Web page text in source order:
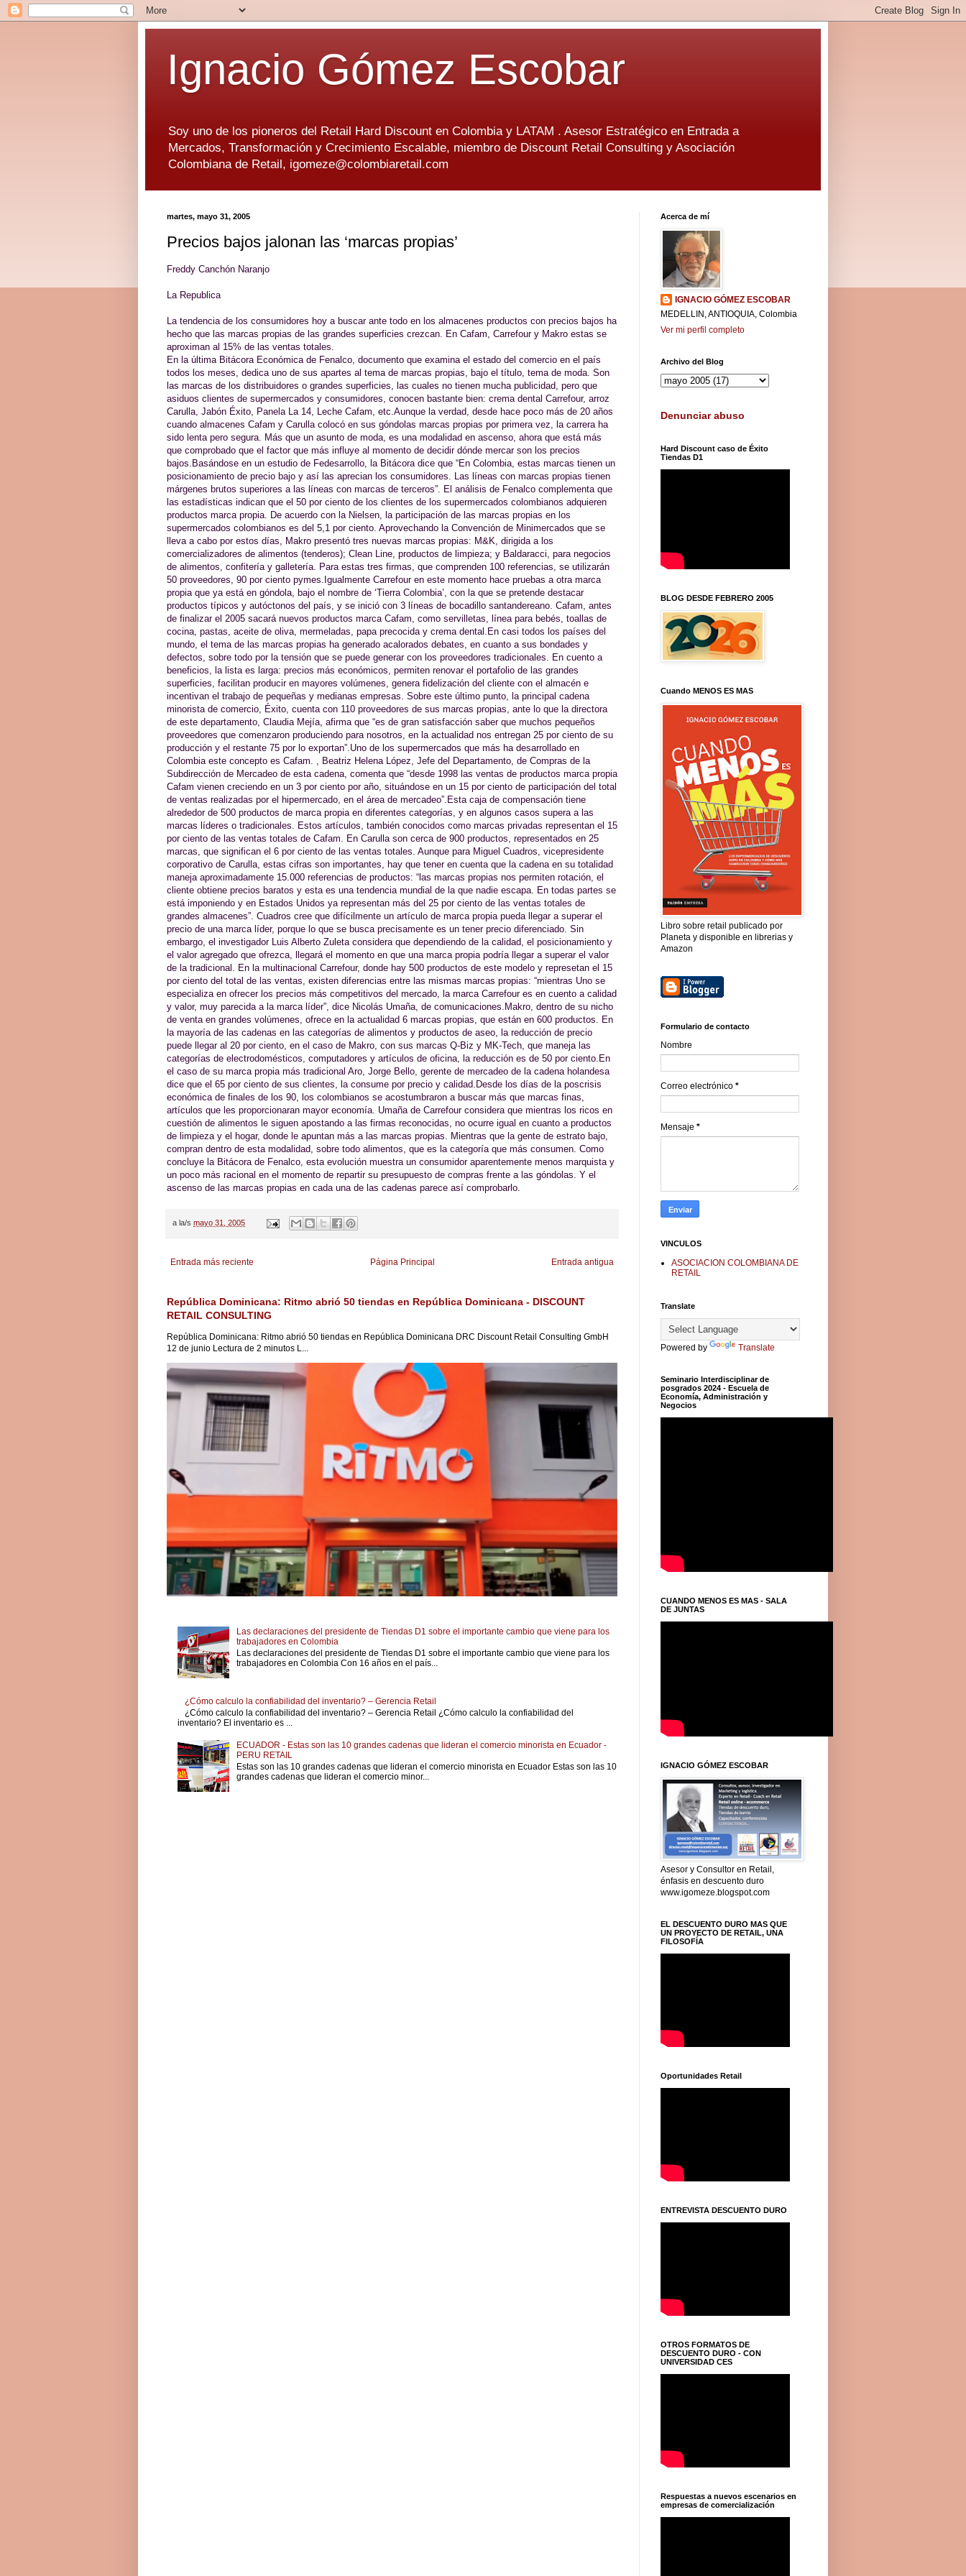
Ignacio Gómez Escobar
Soy uno de los pioneros del Retail Hard Discount en Colombia y LATAM . Asesor Estratégico en Entrada a
Mercados, Transformación y Crecimiento Escalable, miembro de Discount Retail Consulting y Asociación
Colombiana de Retail, igomeze@colombiaretail.com
martes, mayo 31, 2005
Precios bajos jalonan las ‘marcas propias’
Freddy Canchón Naranjo
La Republica
La tendencia de los consumidores hoy a buscar ante todo en los almacenes productos con precios bajos ha
hecho que las marcas propias de las grandes superficies crezcan. En Cafam, Carrefour y Makro estas se
aproximan al 15% de las ventas totales.
En la última Bitácora Económica de Fenalco, documento que examina el estado del comercio en el país
todos los meses, dedica uno de sus apartes al tema de marcas propias, bajo el título, tema de moda. Son
las marcas de los distribuidores o grandes superficies, las cuales no tienen mucha publicidad, pero que
asiduos clientes de supermercados y consumidores, conocen bastante bien: crema dental Carrefour, arroz
Carulla, Jabón Éxito, Panela La 14, Leche Cafam, etc.Aunque la verdad, desde hace poco más de 20 años
cuando almacenes Cafam y Carulla colocó en sus góndolas marcas propias por primera vez, la carrera ha
sido lenta pero segura. Más que un asunto de moda, es una modalidad en ascenso, ahora que está más
que comprobado que el factor que más influye al momento de decidir dónde mercar son los precios
bajos.Basándose en un estudio de Fedesarrollo, la Bitácora dice que “En Colombia, estas marcas tienen un
posicionamiento de precio bajo y así las aprecian los consumidores. Las líneas con marcas propias tienen
márgenes brutos superiores a las líneas con marcas de terceros”. El análisis de Fenalco complementa que
las estadísticas indican que el 50 por ciento de los clientes de los supermercados colombianos adquieren
productos marca propia. De acuerdo con la Nielsen, la participación de las marcas propias en los
supermercados colombianos es del 5,1 por ciento. Aprovechando la Convención de Minimercados que se
lleva a cabo por estos días, Makro presentó tres nuevas marcas propias: M&K, dirigida a los
comercializadores de alimentos (tenderos); Clean Line, productos de limpieza; y Baldaracci, para negocios
de alimentos, confitería y galletería. Para estas tres firmas, que comprenden 100 referencias, se utilizarán
50 proveedores, 90 por ciento pymes.Igualmente Carrefour en este momento hace pruebas a otra marca
propia que ya está en góndola, bajo el nombre de ‘Tierra Colombia’, con la que se pretende destacar
productos típicos y autóctonos del país, y se inició con 3 líneas de bocadillo santandereano. Cafam, antes
de finalizar el 2005 sacará nuevos productos marca Cafam, como servilletas, línea para bebés, toallas de
cocina, pastas, aceite de oliva, mermeladas, papa precocida y crema dental.En casi todos los países del
mundo, el tema de las marcas propias ha generado acalorados debates, en cuanto a sus bondades y
defectos, sobre todo por la tensión que se puede generar con los proveedores tradicionales. En cuento a
beneficios, la lista es larga: precios más económicos, permiten renovar el portafolio de las grandes
superficies, facilitan producir en mayores volúmenes, genera fidelización del cliente con el almacén e
incentivan el trabajo de pequeñas y medianas empresas. Sobre este último punto, la principal cadena
minorista de comercio, Éxito, cuenta con 110 proveedores de sus marcas propias, ante lo que la directora
de este departamento, Claudia Mejía, afirma que “es de gran satisfacción saber que muchos pequeños
proveedores que comenzaron produciendo para nosotros, en la actualidad nos entregan 25 por ciento de su
producción y el restante 75 por lo exportan”.Uno de los supermercados que más ha desarrollado en
Colombia este concepto es Cafam. , Beatriz Helena López, Jefe del Departamento, de Compras de la
Subdirección de Mercadeo de esta cadena, comenta que “desde 1998 las ventas de productos marca propia
Cafam vienen creciendo en un 3 por ciento por año, situándose en un 15 por ciento de participación del total
de ventas realizadas por el hipermercado, en el área de mercadeo”.Esta caja de compensación tiene
alrededor de 500 productos de marca propia en diferentes categorías, y en algunos casos supera a las
marcas líderes o tradicionales. Estos artículos, también conocidos como marcas privadas representan el 15
por ciento de las ventas totales de Cafam. En Carulla son cerca de 900 productos, representados en 25
marcas, que significan el 6 por ciento de las ventas totales. Aunque para Miguel Cuadros, vicepresidente
corporativo de Carulla, estas cifras son importantes, hay que tener en cuenta que la cadena en su totalidad
maneja aproximadamente 15.000 referencias de productos: “las marcas propias nos permiten rotación, el
cliente obtiene precios baratos y esta es una tendencia mundial de la que nadie escapa. En todas partes se
está imponiendo y en Estados Unidos ya representan más del 25 por ciento de las ventas totales de
grandes almacenes”. Cuadros cree que difícilmente un artículo de marca propia pueda llegar a superar el
precio de una marca líder, porque lo que se busca precisamente es un tener precio diferenciado. Sin
embargo, el investigador Luis Alberto Zuleta considera que dependiendo de la calidad, el posicionamiento y
el valor agregado que ofrezca, llegará el momento en que una marca propia podría llegar a superar el valor
de la tradicional. En la multinacional Carrefour, donde hay 500 productos de este modelo y represetan el 15
por ciento del total de las ventas, existen diferencias entre las mismas marcas propias: “mientras Uno se
especializa en ofrecer los precios más competitivos del mercado, la marca Carrefour es en cuento a calidad
y valor, muy parecida a la marca líder”, dice Nicolás Umaña, de comunicaciones.Makro, dentro de su nicho
de venta en grandes volúmenes, ofrece en la actualidad 6 marcas propias, que están en 600 productos. En
la mayoría de las cadenas en las categorías de alimentos y productos de aseo, la reducción de precio
puede llegar al 20 por ciento, en el caso de Makro, con sus marcas Q-Biz y MK-Tech, que maneja las
categorías de electrodomésticos, computadores y artículos de oficina, la reducción es de 50 por ciento.En
el caso de su marca propia más tradicional Aro, Jorge Bello, gerente de mercadeo de la cadena holandesa
dice que el 65 por ciento de sus clientes, la consume por precio y calidad.Desde los días de la poscrisis
económica de finales de los 90, los colombianos se acostumbraron a buscar más que marcas finas,
artículos que les proporcionaran mayor economía. Umaña de Carrefour considera que mientras los ricos en
cuestión de alimentos le siguen apostando a las firmas reconocidas, no ocurre igual en cuanto a productos
de limpieza y el hogar, donde le apuntan más a las marcas propias. Mientras que la gente de estrato bajo,
compran dentro de esta modalidad, sobre todo alimentos, que es la categoría que más consumen. Como
concluye la Bitácora de Fenalco, esta evolución muestra un consumidor aparentemente menos marquista y
un poco más racional en el momento de repartir su presupuesto de compras frente a las góndolas. Y el
ascenso de las marcas propias en cada una de las cadenas parece así comprobarlo.
a la/s mayo 31, 2005
Entrada más reciente Entrada antigua
Página Principal
República Dominicana: Ritmo abrió 50 tiendas en República Dominicana - DISCOUNT
RETAIL CONSULTING
República Dominicana: Ritmo abrió 50 tiendas en República Dominicana DRC Discount Retail Consulting GmbH
12 de junio Lectura de 2 minutos L...
Las declaraciones del presidente de Tiendas D1 sobre el importante cambio que viene para los
trabajadores en Colombia
Las declaraciones del presidente de Tiendas D1 sobre el importante cambio que viene para los
trabajadores en Colombia Con 16 años en el país...
¿Cómo calculo la confiabilidad del inventario? – Gerencia Retail
¿Cómo calculo la confiabilidad del inventario? – Gerencia Retail ¿Cómo calculo la confiabilidad del
inventario? El inventario es ...
ECUADOR - Estas son las 10 grandes cadenas que lideran el comercio minorista en Ecuador -
PERU RETAIL
Estas son las 10 grandes cadenas que lideran el comercio minorista en Ecuador Estas son las 10
grandes cadenas que lideran el comercio minor...
Acerca de mí
IGNACIO GÓMEZ ESCOBAR
MEDELLIN, ANTIOQUIA, Colombia
Ver mi perfil completo
Archivo del Blog
Denunciar abuso
Hard Discount caso de Éxito
Tiendas D1
BLOG DESDE FEBRERO 2005
Cuando MENOS ES MAS
Libro sobre retail publicado por
Planeta y disponible en librerias y
Amazon
Formulario de contacto
Nombre
Correo electrónico *
Mensaje *
VINCULOS
ASOCIACION COLOMBIANA DE
RETAIL
Translate
Powered by Translate
Seminario Interdisciplinar de
posgrados 2024 - Escuela de
Economía, Administración y
Negocios
CUANDO MENOS ES MAS - SALA
DE JUNTAS
IGNACIO GÓMEZ ESCOBAR
Asesor y Consultor en Retail,
énfasis en descuento duro
www.igomeze.blogspot.com
EL DESCUENTO DURO MAS QUE
UN PROYECTO DE RETAIL, UNA
FILOSOFÍA
Oportunidades Retail
ENTREVISTA DESCUENTO DURO
OTROS FORMATOS DE
DESCUENTO DURO - CON
UNIVERSIDAD CES
Respuestas a nuevos escenarios en
empresas de comercialización